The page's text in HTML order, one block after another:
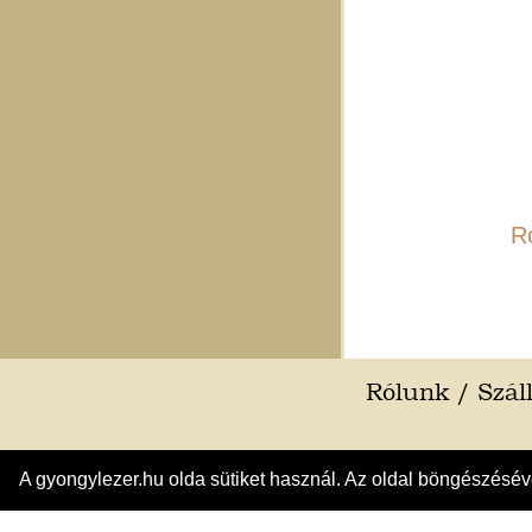
A gyongylezer.hu olda sütiket használ. Az oldal
Rólunk/